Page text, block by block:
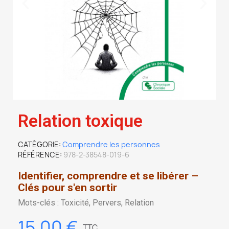
Relation toxique
CATÉGORIE Comprendre les personnes
RÉFÉRENCE 978-2-38548-019-6
Identifier, comprendre et se libérer –
Clés pour s'en sortir
Mots-clés : Toxicité, Pervers, Relation